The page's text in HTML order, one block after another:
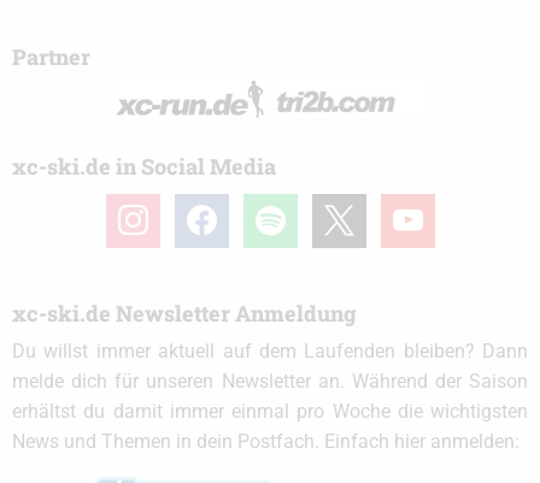
Partner
xc-ski.de in Social Media
instagramfacebook spotify youtube
xc-ski.de Newsletter Anmeldung
Du willst immer aktuell auf dem Laufenden bleiben? Dann
melde dich für unseren Newsletter an. Während der Saison
erhältst du damit immer einmal pro Woche die wichtigsten
News und Themen in dein Postfach. Einfach hier anmelden: